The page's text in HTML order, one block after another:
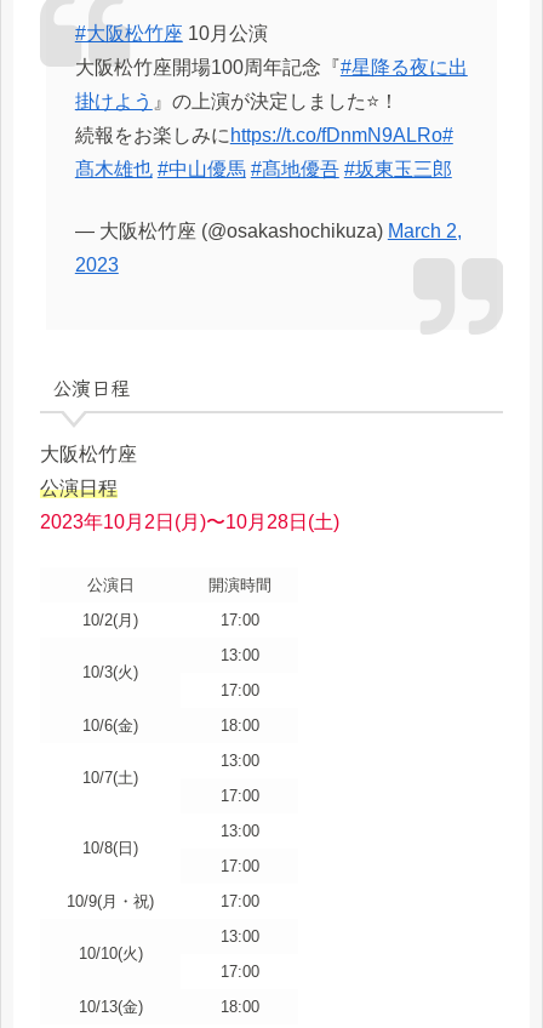
#大阪松竹座 10月公演
大阪松竹座開場100周年記念『#星降る夜に出
掛けよう 』の上演が決定しました⭐️！
続報をお楽しみに https://t.co/fDnmN9ALRo#
髙木雄也 #中山優馬 #髙地優吾 #坂東玉三郎
— 大阪松竹座 (@osakashochikuza) March 2,
2023
公演日程
大阪松竹座
公演日程
2023年10月2日(月)〜10月28日(土)
公演日
開演時間
10/2(月)
17:00
10/3(火)
13:00
17:00
10/6(金)
18:00
10/7(土)
13:00
17:00
10/8(日)
13:00
17:00
10/9(月・祝)
17:00
10/10(火)
13:00
17:00
10/13(金)
18:00